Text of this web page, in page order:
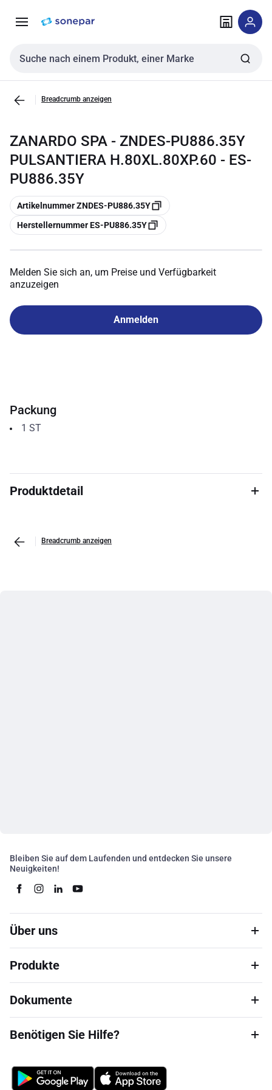
NavigationInhalt
Sucheingabe
Breadcrumb anzeigen
ZANARDO SPA - ZNDES-PU886.35Y
PULSANTIERA H.80XL.80XP.60 - ES-
PU886.35Y
Kopieren
Artikelnummer ZNDES-PU886.35Y
Kopieren
Herstellernummer ES-PU886.35Y
Melden Sie sich an, um Preise und Verfügbarkeit
anzuzeigen
Anmelden
Packung
1 ST
Produktdetail
Breadcrumb anzeigen
Bleiben Sie auf dem Laufenden und entdecken Sie unsere
Neuigkeiten!
Über uns
Produkte
Dokumente
Benötigen Sie Hilfe?